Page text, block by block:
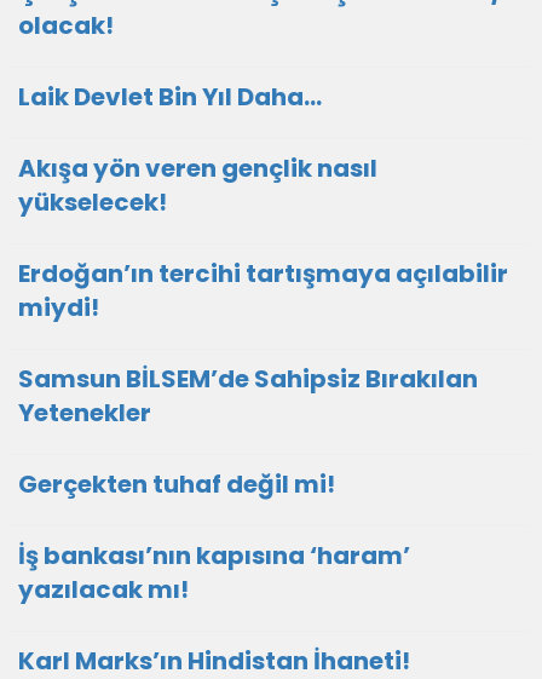
olacak!
Laik Devlet Bin Yıl Daha…
Akışa yön veren gençlik nasıl
yükselecek!
Erdoğan’ın tercihi tartışmaya açılabilir
miydi!
Samsun BİLSEM’de Sahipsiz Bırakılan
Yetenekler
Gerçekten tuhaf değil mi!
İş bankası’nın kapısına ‘haram’
yazılacak mı!
Karl Marks’ın Hindistan İhaneti!